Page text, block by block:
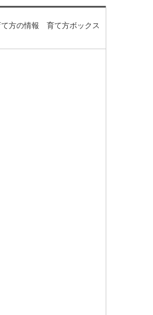
て方の情報 育て方ボックス